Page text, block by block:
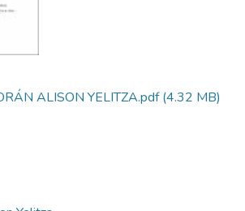
ALISON YELITZA.pdf(4.32 MB)